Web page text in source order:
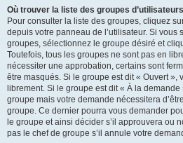
Où trouver la liste des groupes
Pour consulter la liste des groupes, cliquez
depuis votre panneau de l’utilisateur. Si vous
groupes, sélectionnez le groupe désiré et
Toutefois, tous les groupes ne sont pas en
nécessiter une approbation, certains sont
être masqués. Si le groupe est dit « Ouvert »,
librement. Si le groupe est dit « À la
groupe mais votre demande nécessitera
groupe. Ce dernier pourra vous demander
le groupe et ainsi décider s’il approuvera ou
pas le chef de groupe s’il annule votre